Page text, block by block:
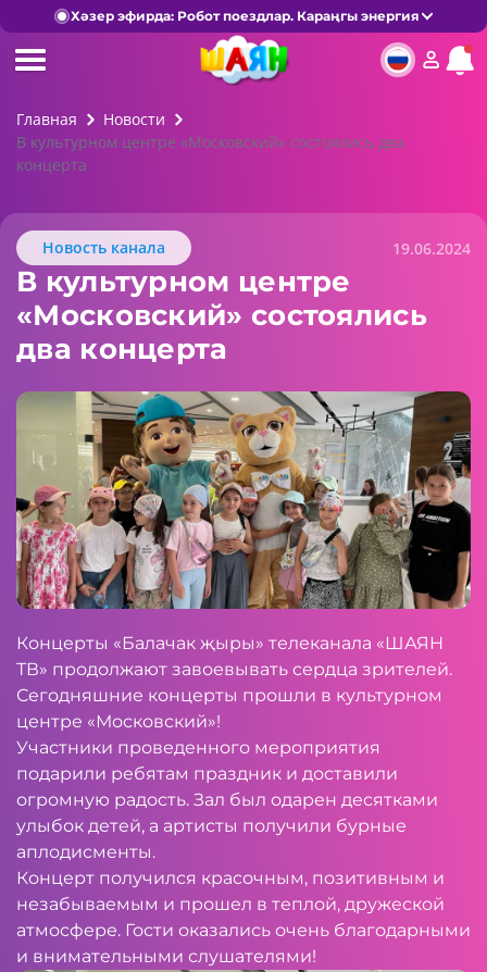
Хәзер эфирда: Робот поездлар. Караңгы энергия
Главная
Новости
В культурном центре «Московский» состоялись два
концерта
Новость канала 19.06.2024
В культурном центре
«Московский» состоялись
два концерта
Концерты «Балачак җыры» телеканала «ШАЯН
ТВ» продолжают завоевывать сердца зрителей.
Сегодняшние концерты прошли в культурном
центре «Московский»!
Участники проведенного мероприятия
подарили ребятам праздник и доставили
огромную радость. Зал был одарен десятками
улыбок детей, а артисты получили бурные
аплодисменты.
Концерт получился красочным, позитивным и
незабываемым и прошел в теплой, дружеской
атмосфере. Гости оказались очень благодарными
и внимательными слушателями!